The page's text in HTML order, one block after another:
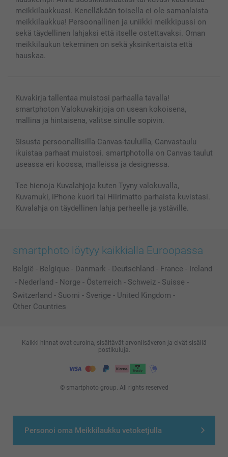
Personoi oma Meikkilaukku vetoketjulla
Lahjakortti
Kaikki kuvatuotteet
meikkilaukkuasi. Kenelläkään toisella ei ole samanlaista
meikkilaukkua! Persoonallinen ja uniikki meikkipussi on
sekä täydellinen lahjaksi että itselle ostettavaksi. Oman
meikkilaukun tekeminen on sekä yksinkertaista että
hauskaa.
Kuvakirja tallentaa muistosi parhaalla tavalla!
smartphoton Valokuvakirjoja on usean kokoisena,
mallina ja hintaisena, valitse sinulle sopivin.
Sisusta persoonallisilla Canvas-tauluilla, Canvastaulu
ikuistaa parhaat muistosi. smartphotolla on Canvas taulut
useassa eri koossa, malleissa ja designessa.
Tee hienoja Kuvalahjoja kuten Tyyny valokuvalla,
Kuvamuki, iPhone kuori tai Hiirimatto parhaista kuvistasi.
Kuvalahja on täydellinen lahja perheelle ja ystäville.
smartphoto löytyy kaikkialla Euroopassa
België - Belgique - Danmark - Deutschland - France - Ireland
- Nederland - Norge - Österreich - Schweiz - Suisse -
Switzerland - Suomi - Sverige - United Kingdom -
Other Countries
© smartphoto group. All rights reserved
Kaikki hinnat ovat euroina, sisältävät arvonlisäveron ja eivät sisällä
postikuluja.